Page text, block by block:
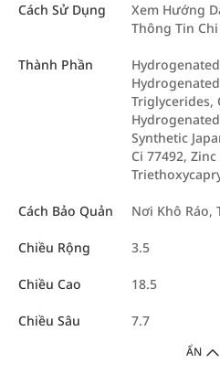
Cách Sử Dụng
Xem Hướng
Thông Tin
Thành Phần
Triglycerides,
Synthetic
Ci 77492,
Cách Bảo Quản Nơi Khô Ráo,
Chiều Rộng 3.5
Chiều Cao 18.5
Chiều Sâu 7.7
ẨN